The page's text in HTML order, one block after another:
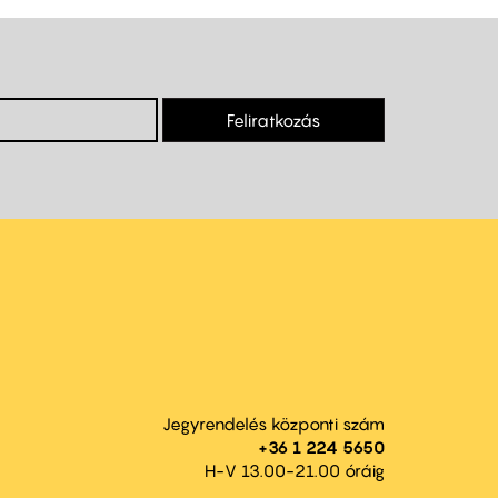
Feliratkozás
Jegyrendelés központi szám
+36 1 224 5650
H-V 13.00-21.00 óráig